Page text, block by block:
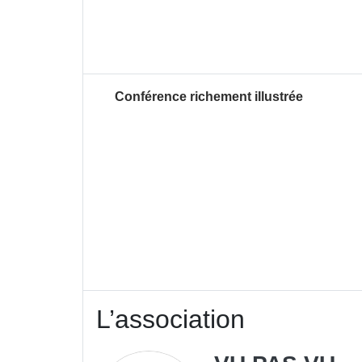
Description de
Conférence richement illustrée
L’association